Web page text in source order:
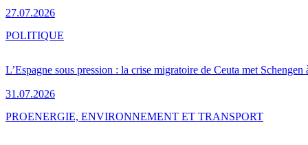
27.07.2026
L’Espagne sous pression : la crise migratoire de Ceuta met Schengen
31.07.2026
POLITIQUE
PROENERGIE, ENVIRONNEMENT ET TRANSPORT